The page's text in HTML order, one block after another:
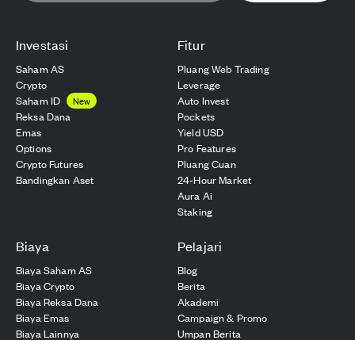
Investasi
Saham AS
Crypto
Saham ID
New
Reksa Dana
Emas
Options
Crypto Futures
Bandingkan Aset
Fitur
Pluang Web Trading
Leverage
Auto Invest
Pockets
Yield USD
Pro Features
Pluang Cuan
24-Hour Market
Aura Ai
Staking
Biaya
Biaya Saham AS
Biaya Crypto
Biaya Reksa Dana
Biaya Emas
Biaya Lainnya
Pelajari
Blog
Berita
Akademi
Campaign & Promo
Umpan Berita